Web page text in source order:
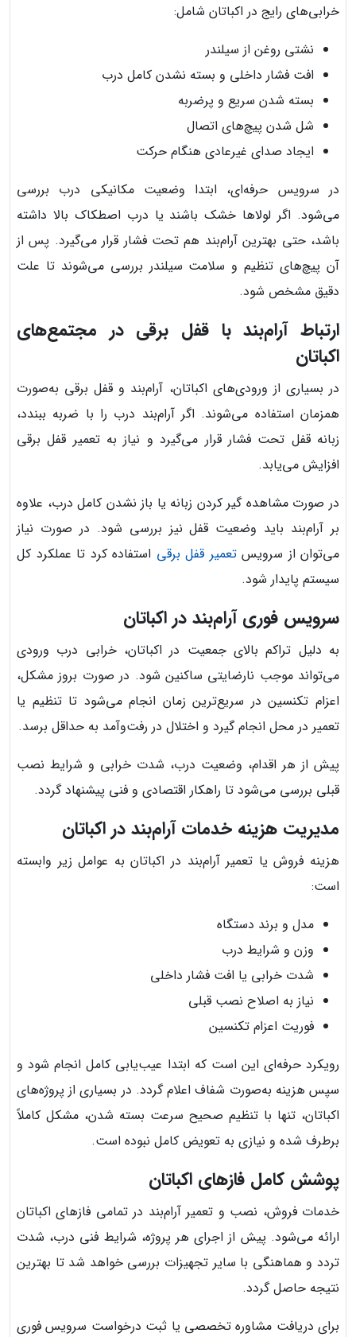
خرابی‌های رایج در اکباتان شامل:
نشتی روغن از سیلندر
افت فشار داخلی و بسته نشدن کامل درب
بسته شدن سریع و پرضربه
شل شدن پیچ‌های اتصال
ایجاد صدای غیرعادی هنگام حرکت
در سرویس حرفه‌ای، ابتدا وضعیت مکانیکی درب بررسی
می‌شود. اگر لولاها خشک باشند یا درب اصطکاک بالا داشته
باشد، حتی بهترین آرام‌بند هم تحت فشار قرار می‌گیرد. پس از
آن پیچ‌های تنظیم و سلامت سیلندر بررسی می‌شوند تا علت
دقیق مشخص شود.
ارتباط آرام‌بند با قفل برقی در مجتمع‌های
اکباتان
در بسیاری از ورودی‌های اکباتان، آرام‌بند و قفل برقی به‌صورت
همزمان استفاده می‌شوند. اگر آرام‌بند درب را با ضربه ببندد،
زبانه قفل تحت فشار قرار می‌گیرد و نیاز به تعمیر قفل برقی
افزایش می‌یابد.
در صورت مشاهده گیر کردن زبانه یا باز نشدن کامل درب، علاوه
بر آرام‌بند باید وضعیت قفل نیز بررسی شود. در صورت نیاز
می‌توان از سرویستعمیر قفل برقی استفاده کرد تا عملکرد کل
سیستم پایدار شود.
سرویس فوری آرام‌بند در اکباتان
به دلیل تراکم بالای جمعیت در اکباتان، خرابی درب ورودی
می‌تواند موجب نارضایتی ساکنین شود. در صورت بروز مشکل،
اعزام تکنسین در سریع‌ترین زمان انجام می‌شود تا تنظیم یا
تعمیر در محل انجام گیرد و اختلال در رفت‌وآمد به حداقل برسد.
پیش از هر اقدام، وضعیت درب، شدت خرابی و شرایط نصب
قبلی بررسی می‌شود تا راهکار اقتصادی و فنی پیشنهاد گردد.
مدیریت هزینه خدمات آرام‌بند در اکباتان
هزینه فروش یا تعمیر آرام‌بند در اکباتان به عوامل زیر وابسته
است:
مدل و برند دستگاه
وزن و شرایط درب
شدت خرابی یا افت فشار داخلی
نیاز به اصلاح نصب قبلی
فوریت اعزام تکنسین
رویکرد حرفه‌ای این است که ابتدا عیب‌یابی کامل انجام شود و
سپس هزینه به‌صورت شفاف اعلام گردد. در بسیاری از پروژه‌های
اکباتان، تنها با تنظیم صحیح سرعت بسته شدن، مشکل کاملاً
برطرف شده و نیازی به تعویض کامل نبوده است.
پوشش کامل فازهای اکباتان
خدمات فروش، نصب و تعمیر آرام‌بند در تمامی فازهای اکباتان
ارائه می‌شود. پیش از اجرای هر پروژه، شرایط فنی درب، شدت
تردد و هماهنگی با سایر تجهیزات بررسی خواهد شد تا بهترین
نتیجه حاصل گردد.
برای دریافت مشاوره تخصصی یا ثبت درخواست سرویس فوری